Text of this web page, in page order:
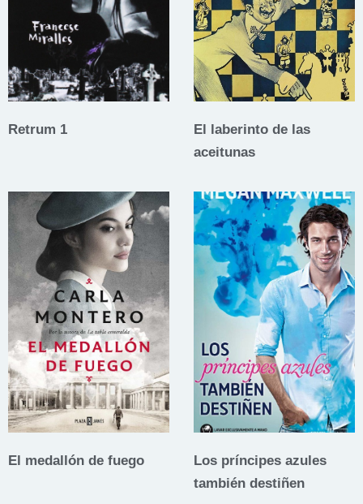
Retrum 1
El laberinto de las
aceitunas
El medallón de fuego
Los príncipes azules
también destiñen